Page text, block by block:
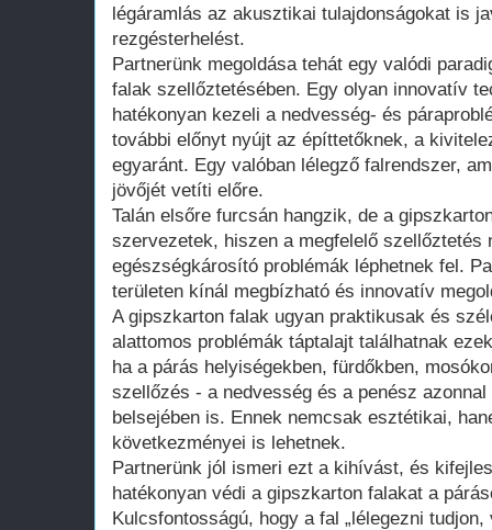
légáramlás az akusztikai tulajdonságokat is
rezgésterhelést.
Partnerünk megoldása tehát egy valódi
falak szellőztetésében. Egy olyan innovatív
hatékonyan kezeli a nedvesség- és
további előnyt nyújt az építtetőknek, a
egyaránt. Egy valóban lélegző falrendszer,
jövőjét vetíti előre.
Talán elsőre furcsán hangzik, de a
szervezetek, hiszen a megfelelő szellőztetés
egészségkárosító problémák léphetnek fel.
területen kínál megbízható és innovatív
A gipszkarton falak ugyan praktikusak és
alattomos problémák táptalajt találhatnak
ha a párás helyiségekben, fürdőkben,
szellőzés - a nedvesség és a penész
belsejében is. Ennek nemcsak esztétikai,
következményei is lehetnek.
Partnerünk jól ismeri ezt a kihívást, és
hatékonyan védi a gipszkarton falakat a
Kulcsfontosságú, hogy a fal „lélegezni